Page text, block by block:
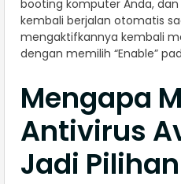
booting komputer Anda, dan
kembali berjalan otomatis
mengaktifkannya kembali
dengan memilih “Enable”
Mengapa
Antivirus
Jadi